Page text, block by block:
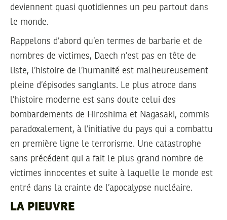
deviennent quasi quotidiennes un peu partout dans
le monde.
Rappelons d’abord qu’en termes de barbarie et de
nombres de victimes, Daech n’est pas en tête de
liste, l’histoire de l’humanité est malheureusement
pleine d’épisodes sanglants. Le plus atroce dans
l’histoire moderne est sans doute celui des
bombardements de Hiroshima et Nagasaki, commis
paradoxalement, à l’initiative du pays qui a combattu
en première ligne le terrorisme. Une catastrophe
sans précédent qui a fait le plus grand nombre de
victimes innocentes et suite à laquelle le monde est
entré dans la crainte de l’apocalypse nucléaire.
LA PIEUVRE